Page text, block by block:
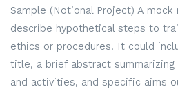
Sample (Notional Project) A
describe hypothetical steps to
ethics or procedures. It could
title, a brief abstract summarizing
and activities, and specific aims